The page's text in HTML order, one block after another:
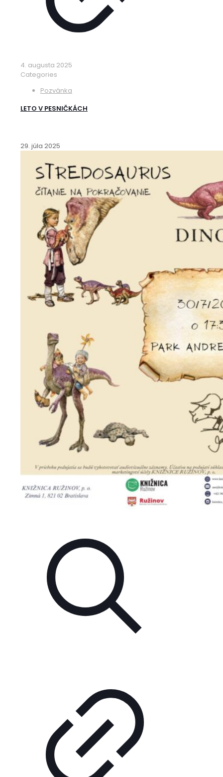
4. augusta 2025
Categories
Pozvánka
LETO V PESNIČKÁCH
29. júla 2025